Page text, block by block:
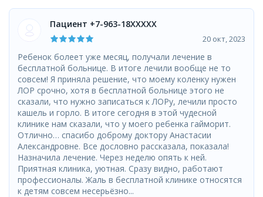
Пациент +7-963-18XXXXX
20 окт, 2023
Ребенок болеет уже месяц, получали лечение в
бесплатной больнице. В итоге лечили вообще не то
совсем! Я приняла решение, что моему коленку нужен
ЛОР срочно, хотя в бесплатной больнице этого не
сказали, что нужно записаться к ЛОРу, лечили просто
кашель и горло. В итоге сегодня в этой чудесной
клинике нам сказали, что у моего ребенка гайморит.
Отлично… спасибо доброму доктору Анастасии
Александровне. Все дословно рассказала, показала!
Назначила лечение. Через неделю опять к ней.
Приятная клиника, уютная. Сразу видно, работают
профессионалы. Жаль в бесплатной клинике относятся
к детям совсем несерьёзно...